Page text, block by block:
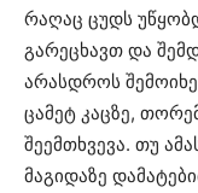
რაღაც ცუდს
გარეცხავთ და
არასდროს
ცამეტ კაცზე,
შეემთხვევა. თუ
მაგიდაზე